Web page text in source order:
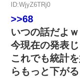
ID:WjyZ6TRj0
>>68
いつの話だよｗ
今現在の発表
これでも統計
らもっと下がる